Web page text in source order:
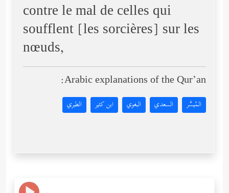
contre le mal de celles qui
soufflent [les sorcières] sur les
nœuds,
Arabic explanations of the Qur’an:
المُيسَّر السعدي البغوي ابن كثير الطبري